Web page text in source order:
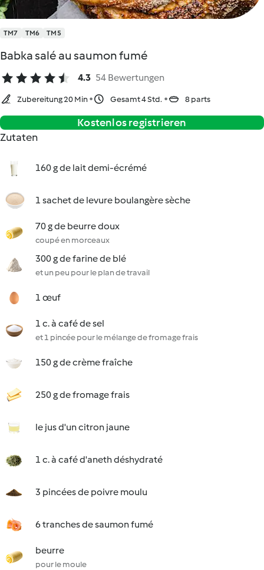
TM7 TM6 TM5
Babka salé au saumon fumé
4.3 54 Bewertungen
Zubereitung 20 Min Gesamt 4 Std. 8 parts
Kostenlos registrieren
Zutaten
160 g de lait demi-écrémé
1 sachet de levure boulangère sèche
70 g de beurre doux
coupé en morceaux
300 g de farine de blé
et un peu pour le plan de travail
1 œuf
1 c. à café de sel
et 1 pincée pour le mélange de fromage frais
150 g de crème fraîche
250 g de fromage frais
le jus d'un citron jaune
1 c. à café d'aneth déshydraté
3 pincées de poivre moulu
6 tranches de saumon fumé
beurre
pour le moule